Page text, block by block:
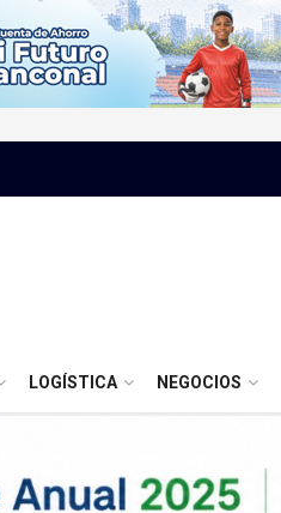
LOGÍSTICA NEGOCIOS